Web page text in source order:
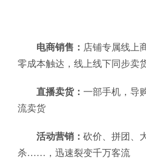
电商销售： 店铺专属线上
零成本触达，线上线下同步卖
直播卖货： 一部手机，导
流卖货
活动营销： 砍价、拼团、
杀……，迅速裂变千万客流